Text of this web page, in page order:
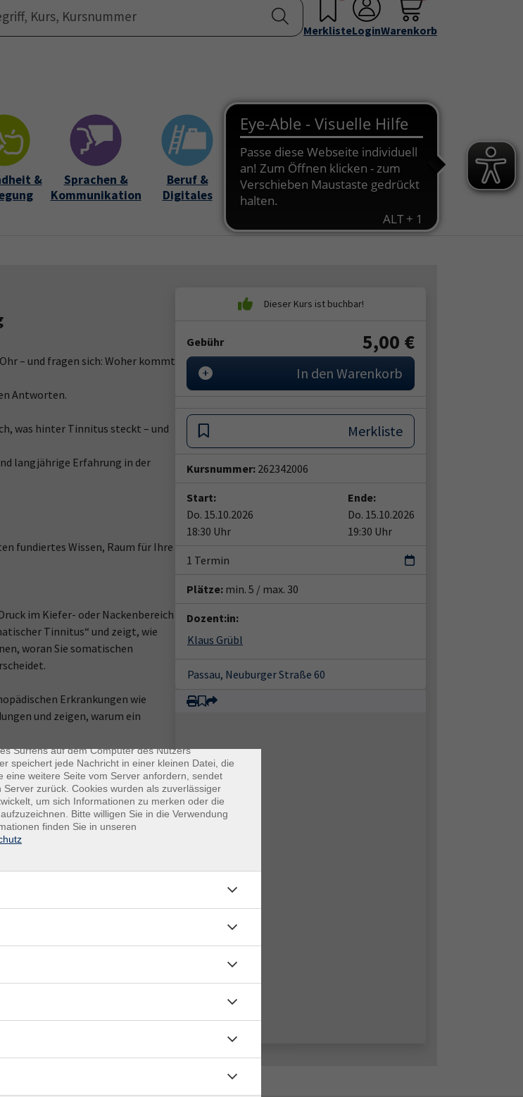
Programm Submenu for "Programm"Submenu for "Außenstellen"
Service & Info Submenu for "Service & Info"
Über uns
MerklisteLoginWarenkorb
&
Sprachen &
Kommunikation
Beruf &
Digitales
Onlinekurse
– und fragen sich: Woher kommt
Antworten.
was hinter Tinnitus steckt – und
langjährige Erfahrung in der
fundiertes Wissen, Raum für Ihre
im Kiefer- oder Nackenbereich
Tinnitus“ und zeigt, wie
woran Sie somatischen
Erkrankungen wie
und zeigen, warum ein
rein.
Gebühr 5,00 €
In den Warenkorb
Merkliste
Kursnummer: 262342006
Start:
Do. 15.10.2026
18:30 Uhr
Ende:
Do. 15.10.2026
19:30 Uhr
1 Termin
Plätze: min. 5 / max. 30
Dozent:in:
Klaus Grübl
Passau, Neuburger Straße 60
Surfens auf dem Computer des Nutzers
speichert jede Nachricht in einer kleinen Datei, die
eine weitere Seite vom Server anfordern, sendet
zurück. Cookies wurden als zuverlässiger
um sich Informationen zu merken oder die
Bitte willigen Sie in die Verwendung
finden Sie in unseren